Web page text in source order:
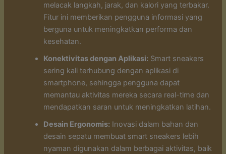
melacak langkah, jarak, dan kalori yang terbakar.
Fitur ini memberikan pengguna informasi yang
berguna untuk meningkatkan performa dan
kesehatan.
Konektivitas dengan Aplikasi: Smart sneakers
sering kali terhubung dengan aplikasi di
smartphone, sehingga pengguna dapat
memantau aktivitas mereka secara real-time dan
mendapatkan saran untuk meningkatkan latihan.
Desain Ergonomis: Inovasi dalam bahan dan
desain sepatu membuat smart sneakers lebih
nyaman digunakan dalam berbagai aktivitas, baik